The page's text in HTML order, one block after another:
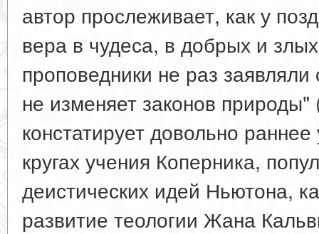
автор прослеживает, как у
вера в чудеса, в добрых и
проповедники не раз
не изменяет законов природы"
констатирует довольно
кругах учения Коперника,
деистических идей Ньютона,
развитие теологии Жана